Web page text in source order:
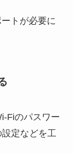
トが必要に
Fiのパスワー
定などを工